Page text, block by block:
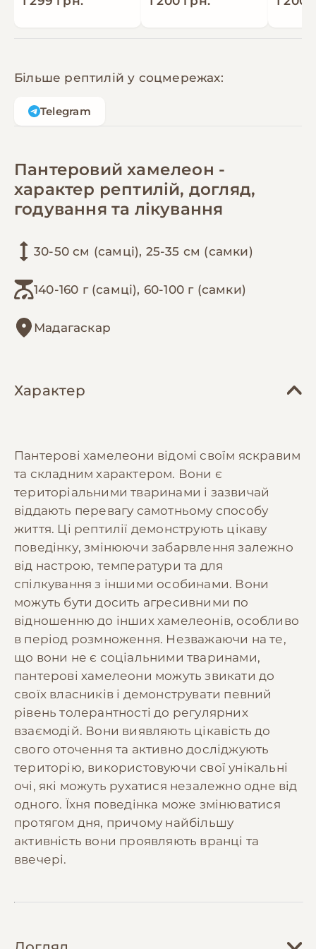
Більше рептилій у соцмережах:
Telegram
Пантеровий хамелеон -
характер рептилій, догляд,
годування та лікування
30-50 см (самці), 25-35 см (самки)
140-160 г (самці), 60-100 г (самки)
Мадагаскар
Характер
Пантерові хамелеони відомі своїм яскравим
та складним характером. Вони є
територіальними тваринами і зазвичай
віддають перевагу самотньому способу
життя. Ці рептилії демонструють цікаву
поведінку, змінюючи забарвлення залежно
від настрою, температури та для
спілкування з іншими особинами. Вони
можуть бути досить агресивними по
відношенню до інших хамелеонів, особливо
в період розмноження. Незважаючи на те,
що вони не є соціальними тваринами,
пантерові хамелеони можуть звикати до
своїх власників і демонструвати певний
рівень толерантності до регулярних
взаємодій. Вони виявляють цікавість до
свого оточення та активно досліджують
територію, використовуючи свої унікальні
очі, які можуть рухатися незалежно одне від
одного. Їхня поведінка може змінюватися
протягом дня, причому найбільшу
активність вони проявляють вранці та
ввечері.